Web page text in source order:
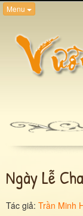
Menu
Ngày Lễ
Tác giả: Trần Minh